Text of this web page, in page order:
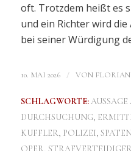
oft. Trotzdem heißt es
und ein Richter wird
bei seiner Würdigung
10. MAI 2026 / VON
SCHLAGWORTE:
DURCHSUCHUNG,
KUFFLER, POLIZEI,
OPER,